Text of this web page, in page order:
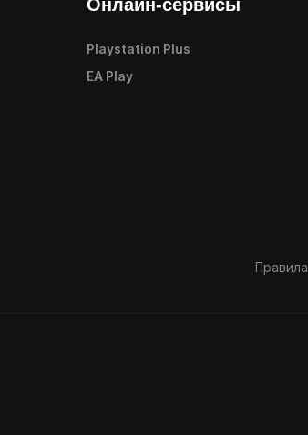
Онлайн-сервисы
Playstation Plus
EA Play
Правила